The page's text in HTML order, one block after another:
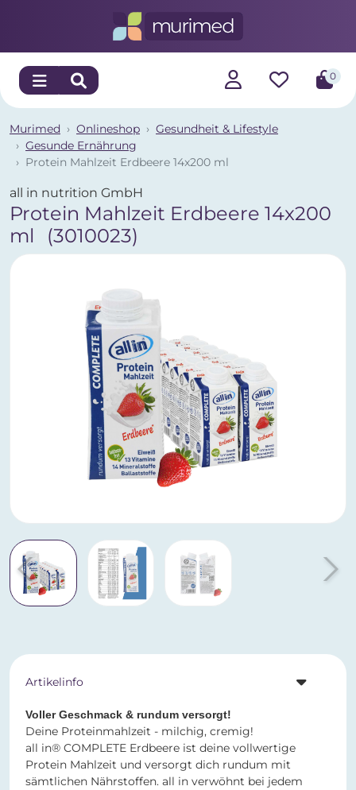
0
Murimed Onlineshop
Gesundheit & Lifestyle
Gesunde Ernährung
Protein Mahlzeit Erdbeere 14x200 ml
all in nutrition GmbH
Protein Mahlzeit Erdbeere 14x200
ml
(3010023)
Artikelinfo
Voller Geschmack & rundum versorgt!
Deine Proteinmahlzeit - milchig, cremig!
all in® COMPLETE Erdbeere ist deine vollwertige
Protein Mahlzeit und versorgt dich rundum mit
sämtlichen Nährstoffen. all in verwöhnt bei jedem